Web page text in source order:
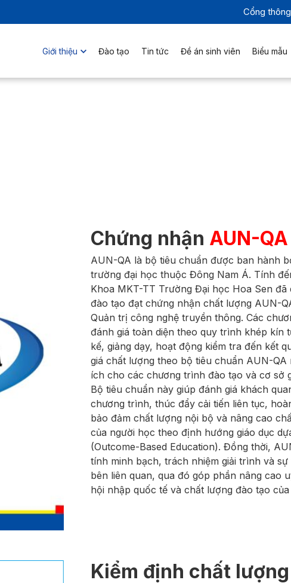
Cổng
Giới thiệu Đào tạo Tin tức Đề án sinh viên Biểu mẫu
Chứng nhận AUN-QA
AUN-QA là bộ tiêu chuẩn được ban hành
trường đại học thuộc Đông Nam Á. Tính
Khoa MKT-TT Trường Đại học Hoa Sen
đào tạo đạt chứng nhận chất lượng AUN-
Quản trị công nghệ truyền thông. Các
đánh giá toàn diện theo quy trình khép kín
kế, giảng dạy, hoạt động kiểm tra đến kết
giá chất lượng theo bộ tiêu chuẩn AUN-QA
ích cho các chương trình đào tạo và cơ sở
Bộ tiêu chuẩn này giúp đánh giá khách
chương trình, thúc đẩy cải tiến liên tục,
bảo đảm chất lượng nội bộ và nâng cao
của người học theo định hướng giáo dục
(Outcome-Based Education). Đồng thời,
tính minh bạch, trách nhiệm giải trình và sự
bên liên quan, qua đó góp phần nâng cao
hội nhập quốc tế và chất lượng đào tạo
Kiểm định chất lượng